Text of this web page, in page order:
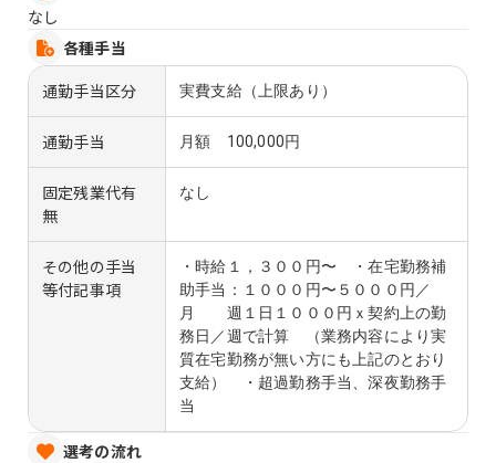
なし
各種手当
通勤手当区分
実費支給（上限あり）
通勤手当 月額 100,000円
固定残業代有
無
なし
その他の手当
等付記事項
・時給１，３００円〜 ・在宅勤務補
助手当：１０００円〜５０００円／
月 週１日１０００円ｘ契約上の勤
務日／週で計算 （業務内容により実
質在宅勤務が無い方にも上記のとおり
支給） ・超過勤務手当、深夜勤務手
当
選考の流れ